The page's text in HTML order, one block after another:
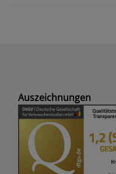
Auszeichnungen